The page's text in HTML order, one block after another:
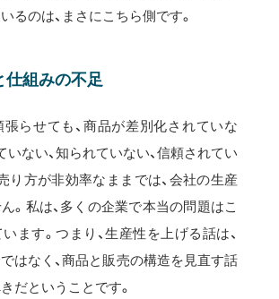
るのは、まさにこちら側です。
仕組みの不足
らせても、商品が差別化されていな
いない、知られていない、信頼されてい
り方が非効率なままでは、会社の生産
。私は、多くの企業で本当の問題はこ
ます。つまり、生産性を上げる話は、
はなく、商品と販売の構造を見直す話
だということです。